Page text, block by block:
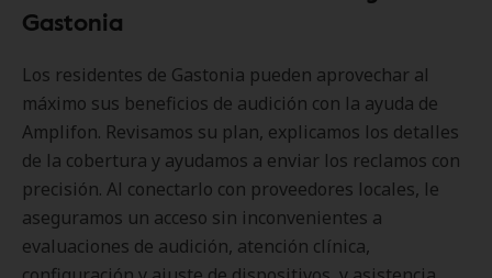
Gastonia
Los residentes de Gastonia pueden aprovechar al
máximo sus beneficios de audición con la ayuda de
Amplifon. Revisamos su plan, explicamos los detalles
de la cobertura y ayudamos a enviar los reclamos con
precisión. Al conectarlo con proveedores locales, le
aseguramos un acceso sin inconvenientes a
evaluaciones de audición, atención clínica,